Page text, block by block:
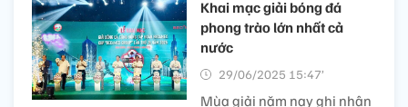
Khai mạc giải bóng đá
phong trào lớn nhất cả
nước
29/06/2025 15:47’
Mùa giải năm nay ghi nhận